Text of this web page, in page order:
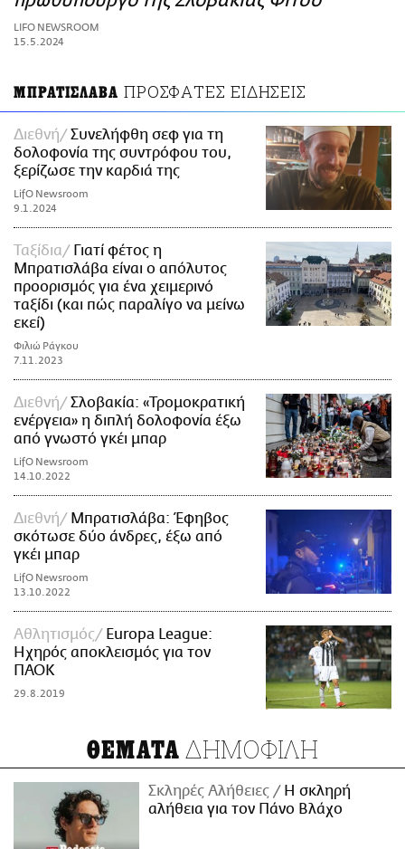
ΑΜΠΑ
PRINT
LIFO NEWSROOM
15.5.2024
ΜΠΡΑΤΙΣΛΑΒΑ ΠΡΟΣΦΑΤΕΣ ΕΙΔΗΣΕΙΣ
Διεθνή
Συνελήφθη σεφ για τη
δολοφονία της συντρόφου του,
ξερίζωσε την καρδιά της
LifO Newsroom
9.1.2024
Ταξίδια
Γιατί φέτος η
Μπρατισλάβα είναι ο απόλυτος
προορισμός για ένα χειμερινό
ταξίδι (και πώς παραλίγο να μείνω
εκεί)
Φιλιώ Ράγκου
7.11.2023
Διεθνή
Σλοβακία: «Τρομοκρατική
ενέργεια» η διπλή δολοφονία έξω
από γνωστό γκέι μπαρ
LifO Newsroom
14.10.2022
Διεθνή
Μπρατισλάβα: Έφηβος
σκότωσε δύο άνδρες, έξω από
γκέι μπαρ
LifO Newsroom
13.10.2022
Αθλητισμός
Europa League:
Ηχηρός αποκλεισμός για τον
ΠΑΟΚ
29.8.2019
ΘΕΜΑΤΑ ΔΗΜΟΦΙΛΗ
Σκληρές Αλήθειες
H σκληρή
αλήθεια για τον Πάνο Βλάχο